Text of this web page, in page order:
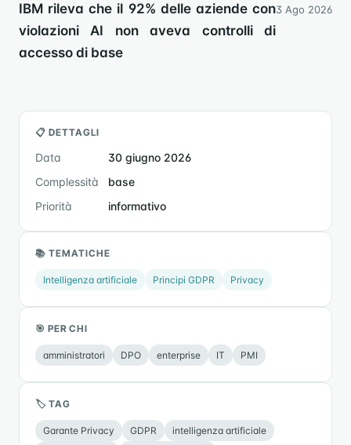
IBM rileva che il 92% delle aziende con
violazioni AI non aveva controlli di
accesso di base
3 Ago 2026
📋 DETTAGLI
Data
30 giugno 2026
Complessità
base
Priorità
informativo
📚 TEMATICHE
Intelligenza artificiale Principi GDPR Privacy
🎯 PER CHI
amministratori DPO enterprise IT PMI
🏷 TAG
Garante Privacy GDPR
intelligenza artificiale